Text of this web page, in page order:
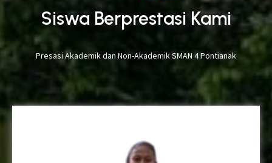
Siswa Berprestasi Kami
Presasi Akademik dan Non-Akademik SMAN 4 Pontianak